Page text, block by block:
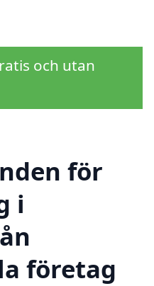
och utan
för
i
företag